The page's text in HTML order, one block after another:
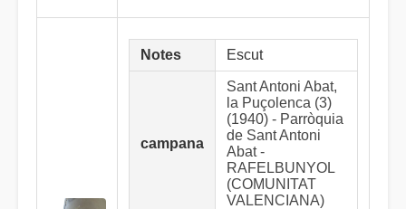
Notes Escut
campana
Sant Antoni Abat,
la Puçolenca (3)
(1940) - Parròquia
de Sant Antoni
Abat -
RAFELBUNYOL
(COMUNITAT
VALENCIANA)